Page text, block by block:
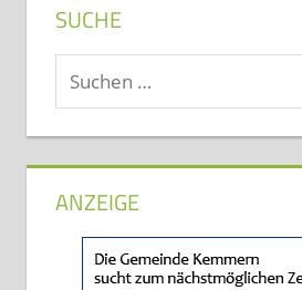
SUCHE
Suchen
nach:
ANZEIGE